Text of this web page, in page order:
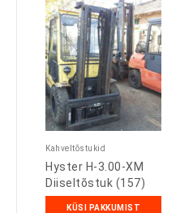
Kahveltõstukid
Hyster H-3.00-XM
Diiseltõstuk (157)
KÜSI PAKKUMIST